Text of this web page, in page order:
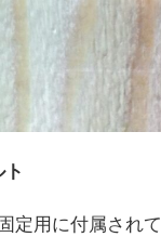
定用に付属され